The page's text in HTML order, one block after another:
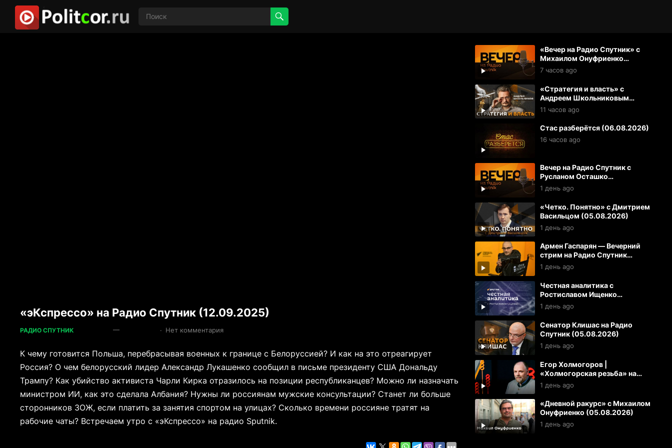
«эКспрессо» на Радио Спутник (12.09.2025)
РАДИО СПУТНИК — · Нет комментария
К чему готовится Польша, перебрасывая военных к границе с Белоруссией? И как на это отреагирует
Россия? О чем белорусский лидер Александр Лукашенко сообщил в письме президенту США Дональду
Трампу? Как убийство активиста Чарли Кирка отразилось на позиции республиканцев? Можно ли назначать
министром ИИ, как это сделала Албания? Нужны ли россиянам мужские консультации? Станет ли больше
сторонников ЗОЖ, если платить за занятия спортом на улицах? Сколько времени россияне тратят на
рабочие чаты? Встречаем утро с «эКспрессо» на радио Sputnik.
«Вечер на Радио Спутник» с
Михаилом Онуфриенко
(06.08.2026)
7 часов ago
«Стратегия и власть» с
Андреем Школьниковым
(06.08.2026)
11 часов ago
Стас разберётся (06.08.2026)
16 часов ago
Вечер на Радио Спутник с
Русланом Осташко
(05.08.2026)
1 день ago
«Четко. Понятно» с Дмитрием
Васильцом (05.08.2026)
1 день ago
Армен Гаспарян — Вечерний
стрим на Радио Спутник
(05.08.2026)
1 день ago
Честная аналитика с
Ростиславом Ищенко
(05.08.2026)
1 день ago
Сенатор Клишас на Радио
Спутник (05.08.2026)
1 день ago
Егор Холмогоров |
«Холмогорская резьба» на
Радио Спутник (05.08.2026)
1 день ago
«Дневной ракурс» с Михаилом
Онуфриенко (05.08.2026)
1 день ago